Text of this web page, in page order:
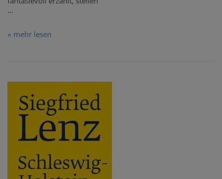
...
» mehr lesen